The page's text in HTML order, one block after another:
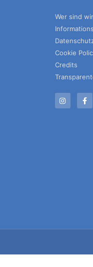
Wer sind wir
Cookie
Credits